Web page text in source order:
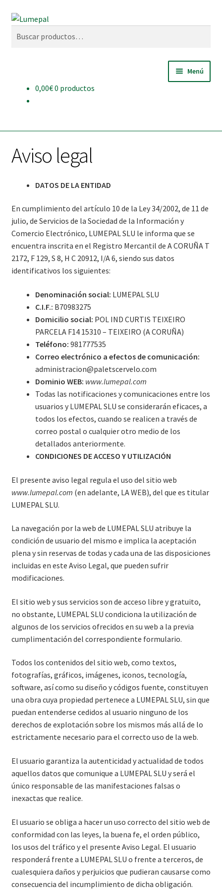
Ir
Ir
contenido
Buscar
Menú
BRIQUETAS
CONTACTO
0,00€0 productos
Aviso legal
DATOS DE LA ENTIDAD
En cumplimiento del artículo 10 de la Ley 34/2002, de 11 de
julio, de Servicios de la Sociedad de la Información y
Comercio Electrónico, LUMEPAL SLU le informa que se
encuentra inscrita en el Registro Mercantil de A CORUÑA T
2172, F 129, S 8, H C 20912, I/A 6, siendo sus datos
identificativos los siguientes:
Denominación social: LUMEPAL SLU
C.I.F.: B70983275
Domicilio social: POL IND CURTIS TEIXEIRO
PARCELA F14 15310 – TEIXEIRO (A CORUÑA)
Teléfono: 981777535
Correo electrónico a efectos de comunicación:
administracion@paletscervelo.com
Dominio WEB: www.lumepal.com
Todas las notificaciones y comunicaciones entre los
usuarios y LUMEPAL SLU se considerarán eficaces, a
todos los efectos, cuando se realicen a través de
correo postal o cualquier otro medio de los
detallados anteriormente.
CONDICIONES DE ACCESO Y UTILIZACIÓN
El presente aviso legal regula el uso del sitio web
www.lumepal.com (en adelante, LA WEB), del que es titular
LUMEPAL SLU.
La navegación por la web de LUMEPAL SLU atribuye la
condición de usuario del mismo e implica la aceptación
plena y sin reservas de todas y cada una de las disposiciones
incluidas en este Aviso Legal, que pueden sufrir
modificaciones.
El sitio web y sus servicios son de acceso libre y gratuito,
no obstante, LUMEPAL SLU condiciona la utilización de
algunos de los servicios ofrecidos en su web a la previa
cumplimentación del correspondiente formulario.
Todos los contenidos del sitio web, como textos,
fotografías, gráficos, imágenes, iconos, tecnología,
software, así como su diseño y códigos fuente, constituyen
una obra cuya propiedad pertenece a LUMEPAL SLU, sin que
puedan entenderse cedidos al usuario ninguno de los
derechos de explotación sobre los mismos más allá de lo
estrictamente necesario para el correcto uso de la web.
El usuario garantiza la autenticidad y actualidad de todos
aquellos datos que comunique a LUMEPAL SLU y será el
único responsable de las manifestaciones falsas o
inexactas que realice.
El usuario se obliga a hacer un uso correcto del sitio web de
conformidad con las leyes, la buena fe, el orden público,
los usos del tráfico y el presente Aviso Legal. El usuario
responderá frente a LUMEPAL SLU o frente a terceros, de
cualesquiera daños y perjuicios que pudieran causarse como
consecuencia del incumplimiento de dicha obligación.